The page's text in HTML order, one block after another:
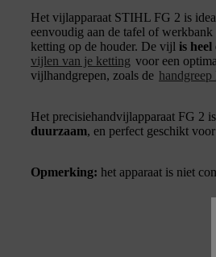
Het vijlapparaat STIHL FG 2 is
eenvoudig aan de tafel of
ketting op de houder. De vijl is
vijlen van je ketting voor een
vijlhandgrepen, zoals de handgreep
Het precisiehandvijlapparaat FG 2 is
duurzaam, en perfect geschikt
Opmerking: het apparaat is niet